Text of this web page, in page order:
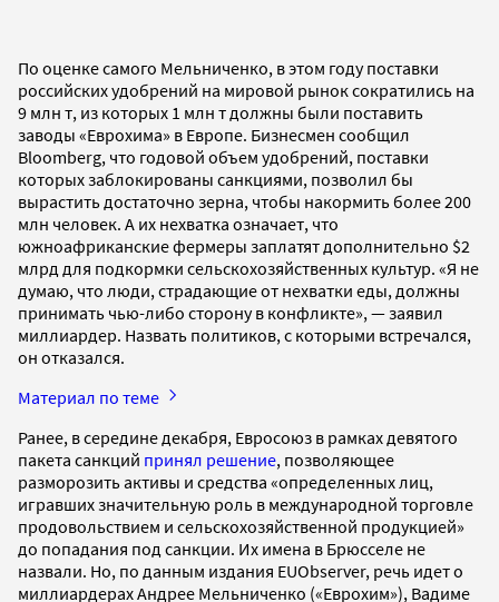
По оценке самого Мельниченко, в этом году поставки
российских удобрений на мировой рынок сократились на
9 млн т, из которых 1 млн т должны были поставить
заводы «Еврохима» в Европе. Бизнесмен сообщил
Bloomberg, что годовой объем удобрений, поставки
которых заблокированы санкциями, позволил бы
вырастить достаточно зерна, чтобы накормить более 200
млн человек. А их нехватка означает, что
южноафриканские фермеры заплатят дополнительно $2
млрд для подкормки сельскохозяйственных культур. «Я не
думаю, что люди, страдающие от нехватки еды, должны
принимать чью-либо сторону в конфликте», — заявил
миллиардер. Назвать политиков, с которыми встречался,
он отказался.
Материал по теме
Ранее, в середине декабря, Евросоюз в рамках девятого
пакета санкций принял решение, позволяющее
разморозить активы и средства «определенных лиц,
игравших значительную роль в международной торговле
продовольствием и сельскохозяйственной продукцией»
до попадания под санкции. Их имена в Брюсселе не
назвали. Но, по данным издания EUObserver, речь идет о
миллиардерах Андрее Мельниченко («Еврохим»), Вадиме